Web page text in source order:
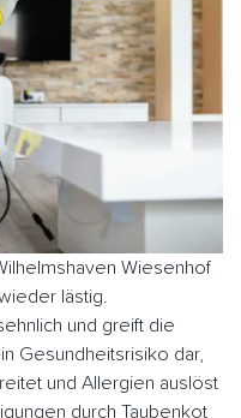
Wiesenhof
lästig.
und greift die
Gesundheitsrisiko dar,
und Allergien auslöst
durch Taubenkot